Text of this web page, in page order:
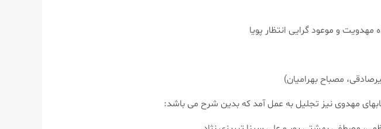
و موعود گرایی انتظار پویا
مهدوی نیز تجلیل به عمل آمد که بدین شرح می باشد: